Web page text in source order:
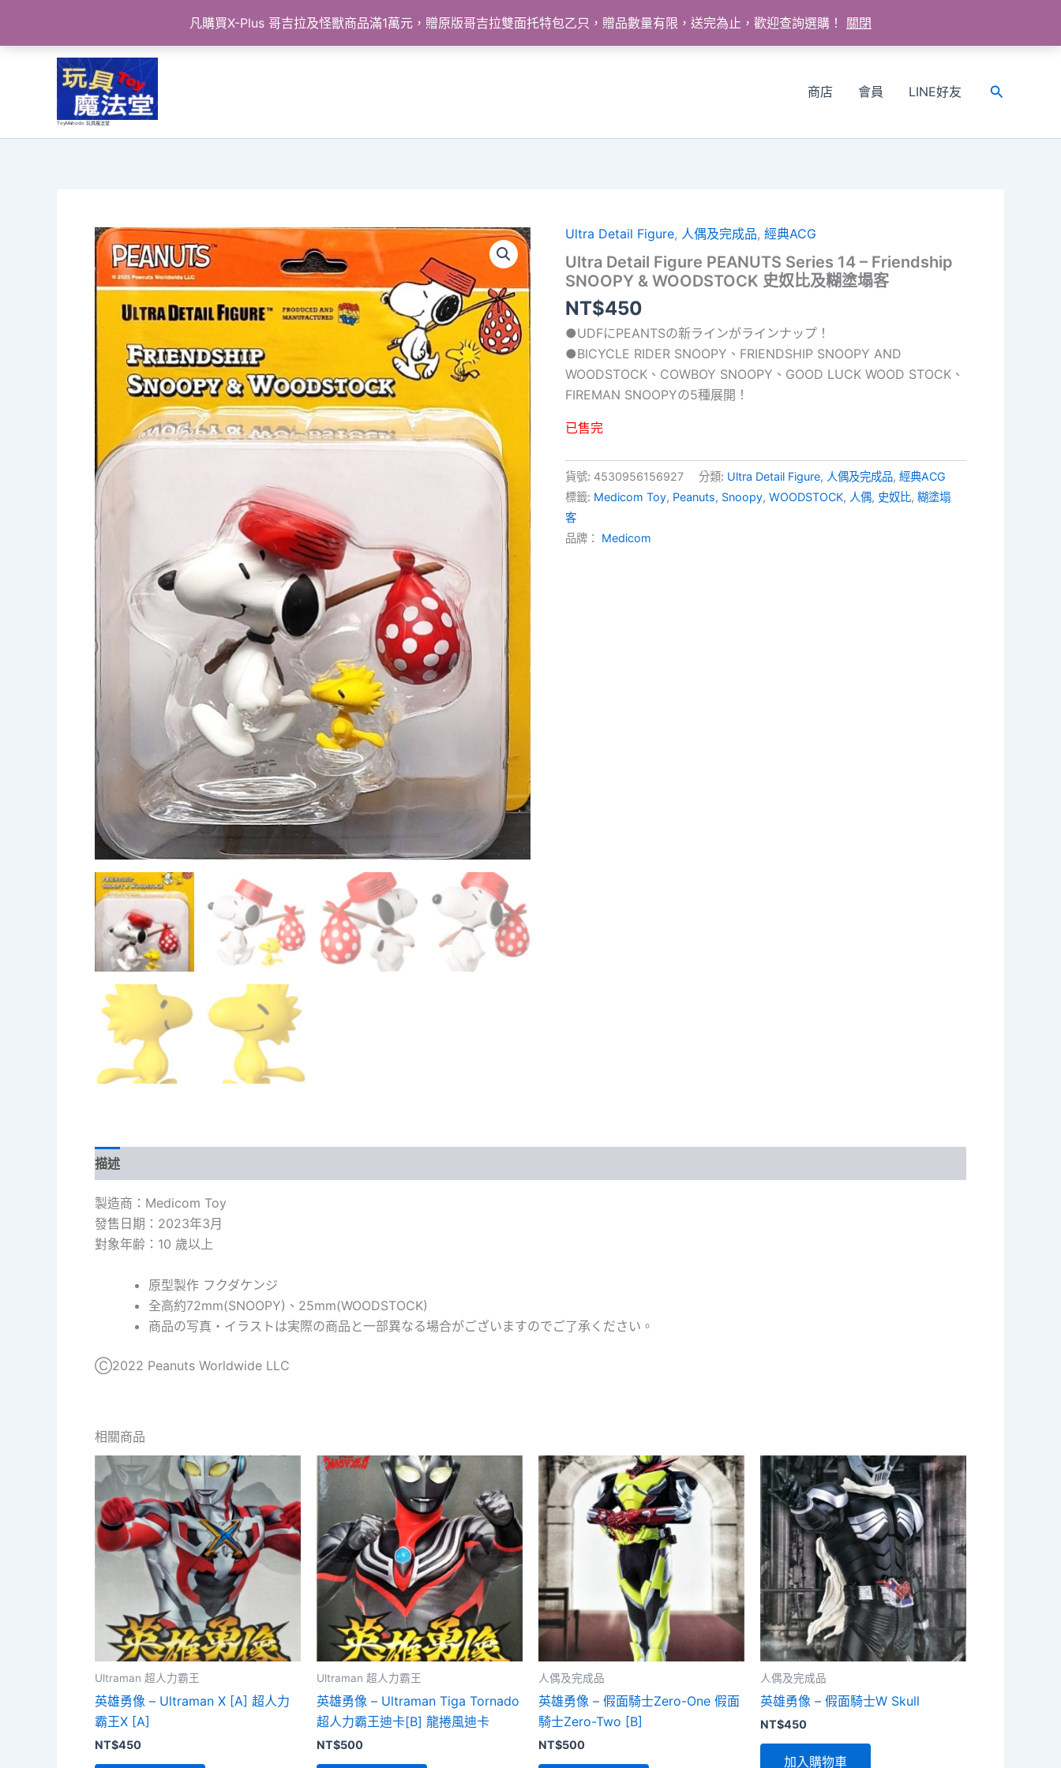
凡購買X-Plus 哥吉拉及怪獸商品滿1萬元，贈原版哥吉拉雙面托特包乙只，贈品數量有限，送完為止，歡迎查詢選購！ 關閉
內
ToyMahodo 玩具魔法堂
商店 會員 LINE好友
搜
Ultra Detail Figure, 人偶及完成品,經典ACG
Ultra Detail Figure PEANUTS Series 14 – Friendship
SNOOPY & WOODSTOCK 史奴比及糊塗塌客
NT$450
●UDFにPEANTSの新ラインがラインナップ！
●BICYCLE RIDER SNOOPY、FRIENDSHIP SNOOPY AND
WOODSTOCK、COWBOY SNOOPY、GOOD LUCK WOOD STOCK、
FIREMAN SNOOPYの5種展開！
已售完
貨號: 4530956156927 分類: Ultra Detail Figure, 人偶及完成品,經典ACG
標籤: Medicom Toy, Peanuts, Snoopy,WOODSTOCK, 人偶, 史奴比,糊塗塌
客
品牌： Medicom
描述
製造商：Medicom Toy
發售日期：2023年3月
對象年齢：10 歲以上
原型製作 フクダケンジ
全高約72mm(SNOOPY)、25mm(WOODSTOCK)
商品の写真・イラストは実際の商品と一部異なる場合がございますのでご了承ください。
Ⓒ2022 Peanuts Worldwide LLC
相關商品
Ultraman 超人力霸王
英雄勇像 – Ultraman X [A] 超人力
霸王X [A]
NT$450
Ultraman 超人力霸王
英雄勇像 – Ultraman Tiga Tornado
超人力霸王迪卡[B] 龍捲風迪卡
NT$500
人偶及完成品
英雄勇像 – 假面騎士Zero-One 假面
騎士Zero-Two [B]
NT$500
人偶及完成品
英雄勇像 – 假面騎士W Skull
NT$450
加入購物車